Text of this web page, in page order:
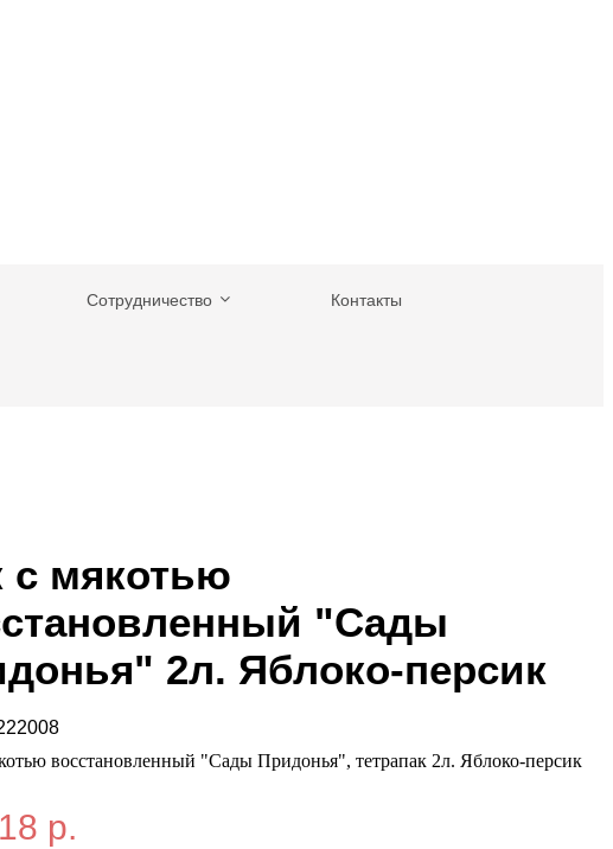
Сотрудничество Контакты
с мякотью
"Сады
2л. Яблоко-персик
восстановленный "Сады Придонья", тетрапак 2л. Яблоко-персик
р.